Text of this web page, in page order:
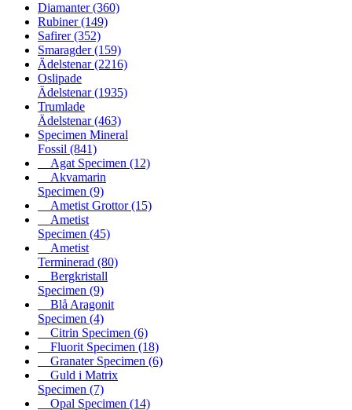
Diamanter(360)
Rubiner(149)
Safirer(352)
Smaragder(159)
Ädelstenar(2216)
Oslipade
Ädelstenar(1935)
Trumlade
Ädelstenar(463)
Specimen Mineral
Fossil (841)
Agat Specimen (12)
Akvamarin
Specimen (9)
Ametist Grottor(15)
Ametist
Specimen (45)
Ametist
Terminerad (80)
Bergkristall
Specimen (9)
Blå Aragonit
Specimen (4)
Citrin Specimen (6)
Fluorit Specimen (18)
Granater Specimen (6)
Guld i Matrix
Specimen (7)
Opal Specimen (14)